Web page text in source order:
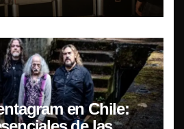
en Chile: